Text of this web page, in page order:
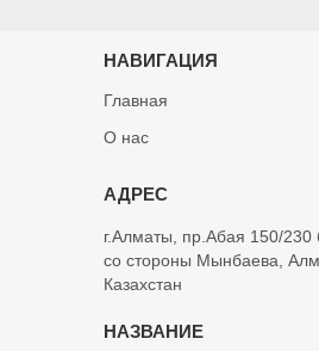
НАВИГАЦИЯ
Главная
О нас
г.Алматы, пр.Абая 150/230
со стороны Мынбаева,
Казахстан